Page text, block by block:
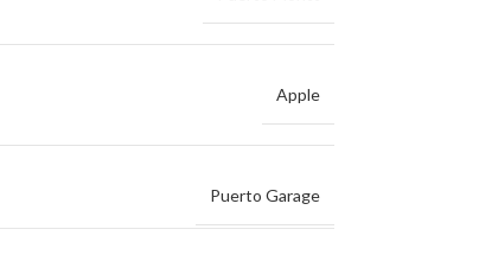
Apple
Puerto Garage